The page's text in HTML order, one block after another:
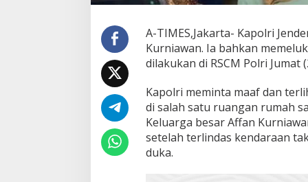
g
l
u
a
g
A-TIMES,Jakarta- Kapolri
Kurniawan. Ia bahkan
dilakukan di RSCM Polri Jumat
Kapolri meminta maaf dan
di salah satu ruangan rumah
Keluarga besar Affan
setelah terlindas kendaraan
duka.